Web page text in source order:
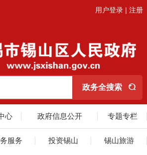
用户登录 | 注册
心 政府信息公开 专题专栏
服务 投资锡山 锡山旅游